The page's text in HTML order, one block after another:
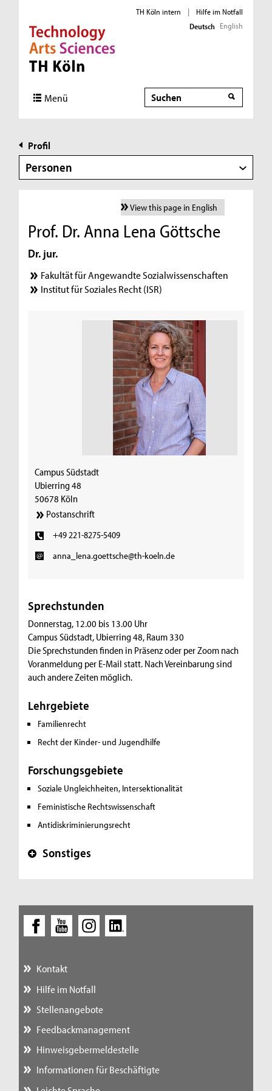
Direkt zur Hauptnavigation
Direkt zur Subnavigation
Direkt zum Inhalt
Direkt zum Fußbereich
TH Köln intern |
Hilfe im Notfall
Deutsch English
Menü Suche
Profil
Personen
View this page in English
Prof. Dr. Anna Lena Göttsche
Dr. jur.
Fakultät für Angewandte Sozialwissenschaften
Institut für Soziales Recht (ISR)
Campus Südstadt
Ubierring 48
50678 Köln
Postanschrift
+49 221-8275-5409
anna_lena.goettsche@th-koeln.de
Sprechstunden
Donnerstag, 12.00 bis 13.00 Uhr
Campus Südstadt, Ubierring 48, Raum 330
Die Sprechstunden finden in Präsenz oder per Zoom nach
Voranmeldung per E-Mail statt. Nach Vereinbarung sind
auch andere Zeiten möglich.
Lehrgebiete
Familienrecht
Recht der Kinder- und Jugendhilfe
Forschungsgebiete
Soziale Ungleichheiten, Intersektionalität
Feministische Rechtswissenschaft
Antidiskriminierungsrecht
+ Sonstiges
Kontakt
Hilfe im Notfall
Stellenangebote
Feedbackmanagement
Hinweisgebermeldestelle
Informationen für Beschäftigte